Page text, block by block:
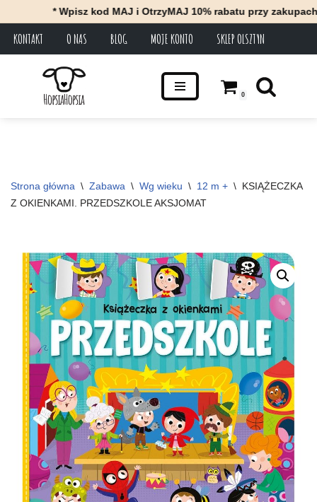
* Wpisz kod MAJ i OtrzyMAJ 10% rabatu przy zakupach
KONTAKT O NAS BLOG MOJE KONTO SKLEP OLSZTYN
0
Strona główna \ Zabawa \ Wg wieku \ 12 m + \ KSIĄŻECZKA
Z OKIENKAMI. PRZEDSZKOLE AKSJOMAT